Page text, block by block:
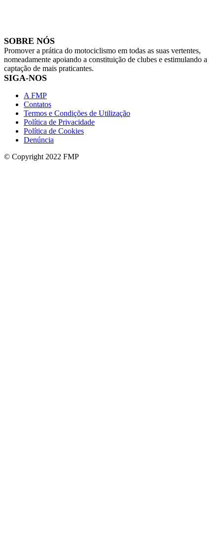
SOBRE NÓS
Promover a prática do motociclismo em todas as suas vertentes,
nomeadamente apoiando a constituição de clubes e estimulando a
captação de mais praticantes.
SIGA-NOS
A FMP
Contatos
Termos e Condições de Utilização
Política de Privacidade
Política de Cookies
Denúncia
© Copyright 2022 FMP